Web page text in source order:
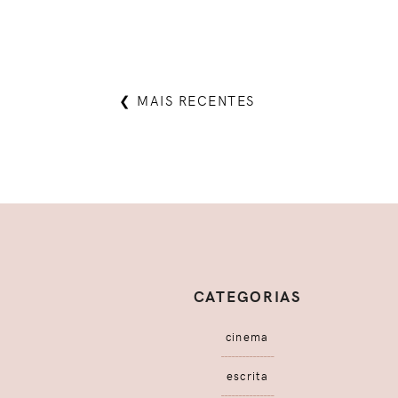
❮ MAIS RECENTES
CATEGORIAS
cinema
escrita